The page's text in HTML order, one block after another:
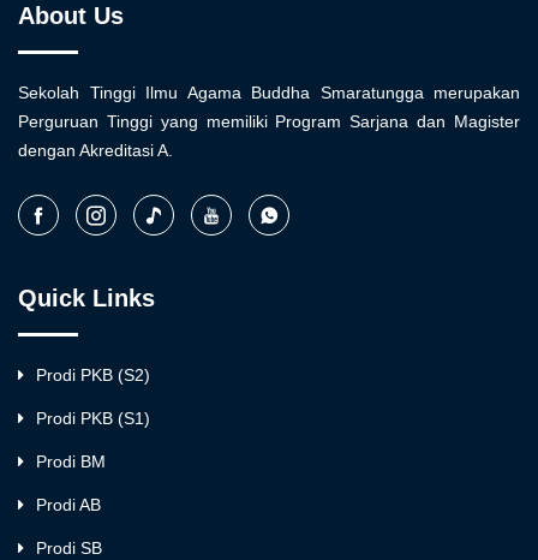
About Us
Sekolah Tinggi Ilmu Agama Buddha Smaratungga merupakan
Perguruan Tinggi yang memiliki Program Sarjana dan Magister
dengan Akreditasi A.
Quick Links
Prodi PKB (S2)
Prodi PKB (S1)
Prodi BM
Prodi AB
Prodi SB